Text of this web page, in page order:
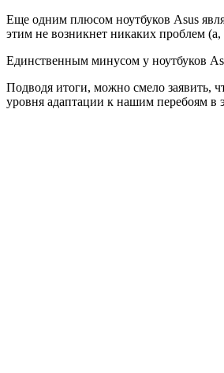
Еще одним плюсом ноутбуков Asus
этим не возникнет никаких проблем
Единственным минусом у ноутбуков
Подводя итоги, можно смело заявить,
уровня адаптации к нашим перебоям в